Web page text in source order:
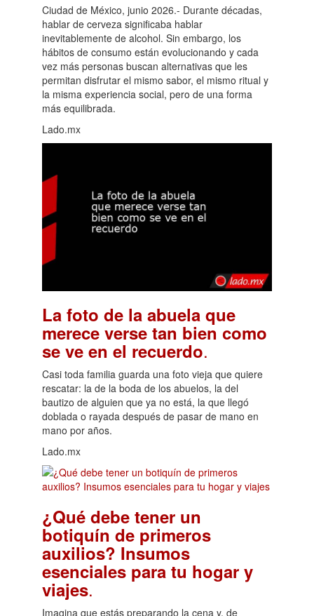
Ciudad de México, junio 2026.- Durante décadas,
hablar de cerveza significaba hablar
inevitablemente de alcohol. Sin embargo, los
hábitos de consumo están evolucionando y cada
vez más personas buscan alternativas que les
permitan disfrutar el mismo sabor, el mismo ritual y
la misma experiencia social, pero de una forma
más equilibrada.
Lado.mx
La foto de la abuela que
merece verse tan bien como
se ve en el recuerdo.
Casi toda familia guarda una foto vieja que quiere
rescatar: la de la boda de los abuelos, la del
bautizo de alguien que ya no está, la que llegó
doblada o rayada después de pasar de mano en
mano por años.
Lado.mx
¿Qué debe tener un
botiquín de primeros
auxilios? Insumos
esenciales para tu hogar y
viajes.
Imagina que estás preparando la cena y, de